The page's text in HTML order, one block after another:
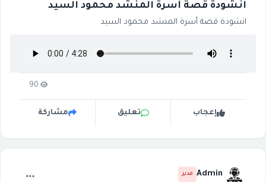
انشودة قصة أسرة المنشد محمود السيد
انشودة قصة أسرة المنشد محمود السيد
90
إعجاب تعليق مشاركة
Admin مدير